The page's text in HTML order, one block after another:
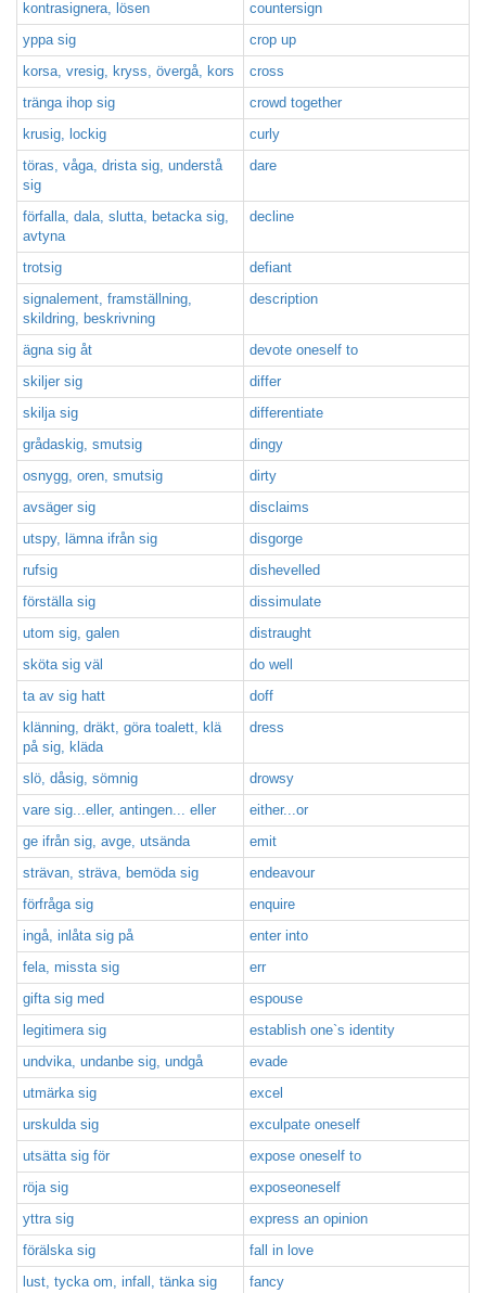
kontrasignera, lösen
countersign
yppa sig
crop up
korsa, vresig, kryss, övergå, kors
cross
tränga ihop sig
crowd together
krusig, lockig
curly
töras, våga, drista sig, understå
sig
dare
förfalla, dala, slutta, betacka sig,
avtyna
decline
trotsig
defiant
signalement, framställning,
skildring, beskrivning
description
ägna sig åt
devote oneself to
skiljer sig
differ
skilja sig
differentiate
grådaskig, smutsig
dingy
osnygg, oren, smutsig
dirty
avsäger sig
disclaims
utspy, lämna ifrån sig
disgorge
rufsig
dishevelled
förställa sig
dissimulate
utom sig, galen
distraught
sköta sig väl
do well
ta av sig hatt
doff
klänning, dräkt, göra toalett, klä
på sig, kläda
dress
slö, dåsig, sömnig
drowsy
vare sig...eller, antingen... eller
either...or
ge ifrån sig, avge, utsända
emit
strävan, sträva, bemöda sig
endeavour
förfråga sig
enquire
ingå, inlåta sig på
enter into
fela, missta sig
err
gifta sig med
espouse
legitimera sig
establish one`s identity
undvika, undanbe sig, undgå
evade
utmärka sig
excel
urskulda sig
exculpate oneself
utsätta sig för
expose oneself to
röja sig
exposeoneself
yttra sig
express an opinion
förälska sig
fall in love
lust, tycka om, infall, tänka sig
fancy